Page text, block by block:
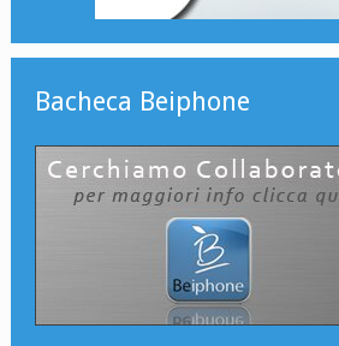
Bacheca Beiphone